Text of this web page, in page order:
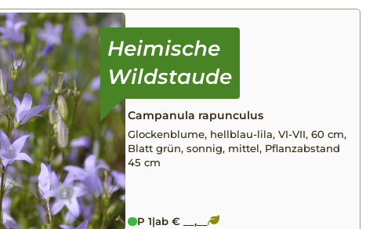
Campanula rapunculus
Glockenblume, hellblau-lila, VI-VII, 60 cm,
Blatt grün, sonnig, mittel, Pflanzabstand
45 cm
P 1|ab € __,__